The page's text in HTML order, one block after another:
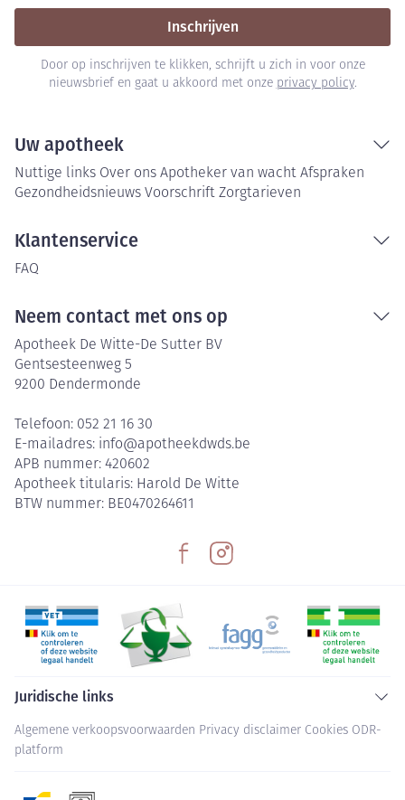
Inschrijven
Door op inschrijven te klikken, schrijft u zich in voor onze
nieuwsbrief en gaat u akkoord met onze privacy policy.
Uw apotheek
Nuttige links Over ons Apotheker van wacht Afspraken
Gezondheidsnieuws Voorschrift Zorgtarieven
Klantenservice
FAQ
Neem contact met ons op
Apotheek De Witte-De Sutter BV
Gentsesteenweg 5
9200 Dendermonde
Telefoon: 052 21 16 30
E-mailadres: info@apotheekdwds.be
APB nummer: 420602
Apotheek titularis: Harold De Witte
BTW nummer: BE0470264611
Juridische links
Algemene verkoopsvoorwaarden Privacy disclaimer Cookies ODR-
platform